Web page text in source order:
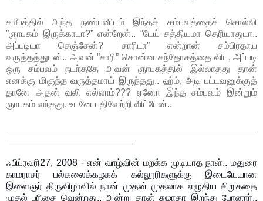
சமீபத்தில் அந்த நண்பனிடம் இந்தச் சம்பவத்தைச் சொல்லி
”ஞாபகம் இருக்காடா?” என்றேன்.. “டேய் சத்தியமா தெரியாதுடா..
அப்படியா செஞ்சேன்? சாரிடா” என்றான் சம்பிரதாய
வருத்தத்துடன்.. அவன் ”சாரி” சொன்ன சந்தோசத்தை விட, அப்படி
ஒரு சம்பவம் நடந்ததே அவன் ஞாபகத்தில் இல்லாதது தான்
எனக்கு மிகுந்த வருத்தமாய் இருந்தது.. ஹ்ம், அடி பட்டவனுக்குத்
தானே அதன் வலி எல்லாம்??? ஏனோ இந்த சம்பவம் இன்றும்
ஞாபகம் வந்தது, உடனே பதிவேற்றி விட்டேன்..
ஃபிப்ரவரி27, 2008 - என் வாழ்வின் மறக்க முடியாத நாள்.. மதுரை
காமராசர் பல்கலைக்கழகக் கல்லூரிகளுக்கு இடையேயான
இளைஞர் திருவிழாவில் நான் முதன் முதலாக எழுதிய சிறுகதை
முதல் பரிசை வென்றது.. அன்று தான் சுஜாதா இறந்து போனார்..